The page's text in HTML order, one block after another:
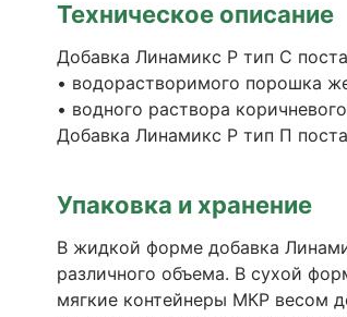
Техническое описание
Добавка Линамикс Р тип С
• водорастворимого порошка
• водного раствора
Добавка Линамикс Р тип П
Упаковка и хранение
В жидкой форме добавка
различного объема. В сухой
мягкие контейнеры МКР весом